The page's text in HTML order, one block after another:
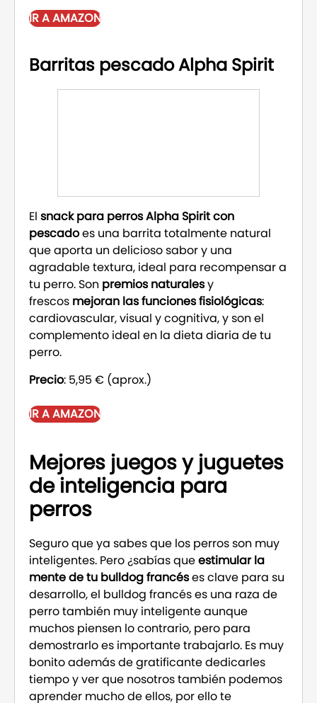
IR A AMAZON
Barritas pescado Alpha Spirit
El snack para perros Alpha Spirit con
pescadoes una barrita totalmente natural
que aporta un delicioso sabor y una
agradable textura, ideal para recompensar a
tu perro. Son premios naturalesy
frescos mejoran las funciones fisiológicas:
cardiovascular, visual y cognitiva, y son el
complemento ideal en la dieta diaria de tu
perro.
Precio: 5,95 € (aprox.)
IR A AMAZON
Mejores juegos y juguetes
de inteligencia para
perros
Seguro que ya sabes que los perros son muy
inteligentes. Pero ¿sabías queestimular la
mente de tu bulldog francéses clave para su
desarrollo, el bulldog francés es una raza de
perro también muy inteligente aunque
muchos piensen lo contrario, pero para
demostrarlo es importante trabajarlo. Es muy
bonito además de gratificante dedicarles
tiempo y ver que nosotros también podemos
aprender mucho de ellos, por ello te